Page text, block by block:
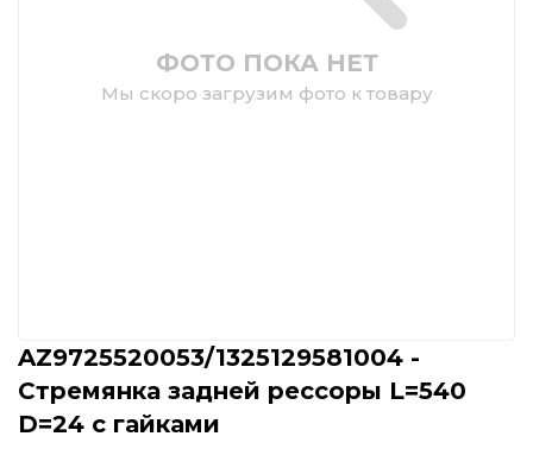
ФОТО ПОКА НЕТ
Мы скоро загрузим фото к товару
AZ9725520053/1325129581004 -
Стремянка задней рессоры L=540
D=24 с гайками